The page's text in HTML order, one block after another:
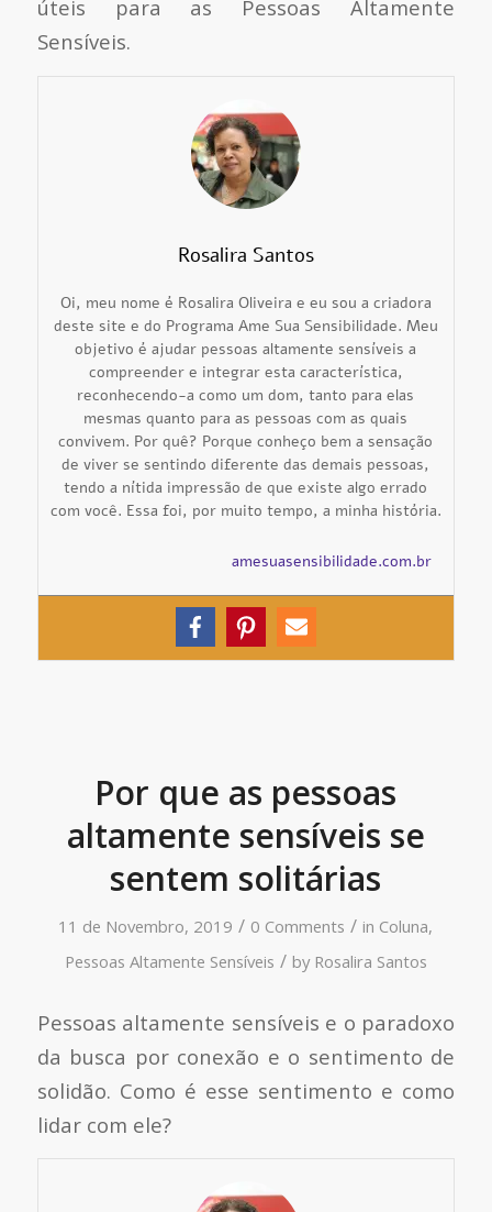
úteis para as Pessoas Altamente
Sensíveis.
Rosalira Santos
Oi, meu nome é Rosalira Oliveira e eu sou a criadora
deste site e do Programa Ame Sua Sensibilidade. Meu
objetivo é ajudar pessoas altamente sensíveis a
compreender e integrar esta característica,
reconhecendo-a como um dom, tanto para elas
mesmas quanto para as pessoas com as quais
convivem. Por quê? Porque conheço bem a sensação
de viver se sentindo diferente das demais pessoas,
tendo a nítida impressão de que existe algo errado
com você. Essa foi, por muito tempo, a minha história.
amesuasensibilidade.com.br
Por que as pessoas
altamente sensíveis se
sentem solitárias
11 de Novembro, 2019 / 0 Comments / in Coluna,
Pessoas Altamente Sensíveis / by Rosalira Santos
Pessoas altamente sensíveis e o paradoxo
da busca por conexão e o sentimento de
solidão. Como é esse sentimento e como
lidar com ele?